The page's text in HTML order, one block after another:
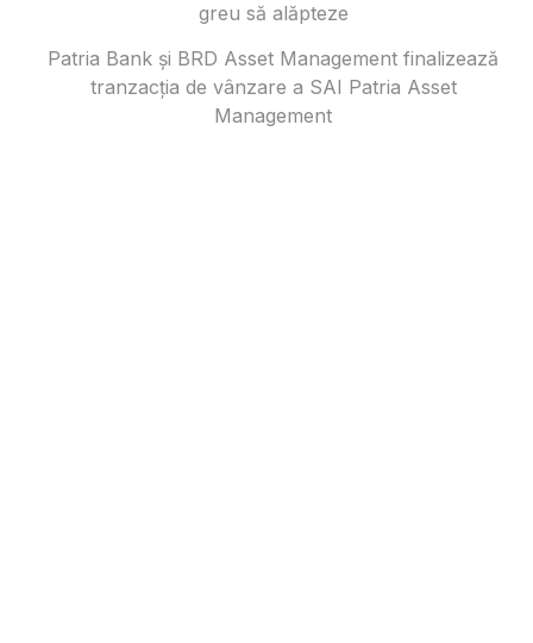
greu să alăpteze
Patria Bank și BRD Asset Management finalizează
tranzacția de vânzare a SAI Patria Asset
Management